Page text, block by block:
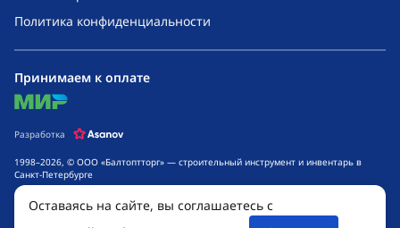
Политика конфиденциальности
1998–2026, © ООО «Балтоптторг» — строительный инструмент и инвентарь в
Санкт-Петербурге
Обращаем ваше внимание на то, что данный интернет-сайт носит исключительно
информационный характер и ни при каких условиях не является публичной
офертой, определяемой положениями ч. 2 ст. 437 Гражданского кодекса
Принимаем к оплате
mir
Разработка
Оставаясь на сайте, вы соглашаетесь с